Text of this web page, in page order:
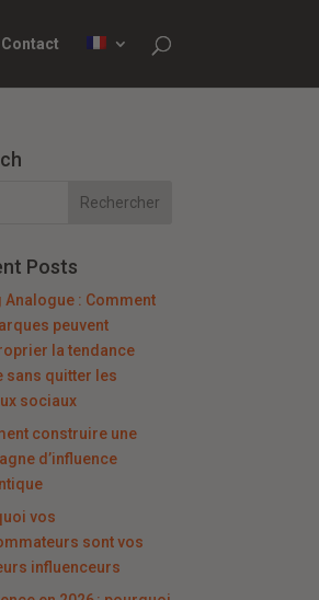
Contact
Posts
Analogue : Comment
peuvent
la tendance
sans quitter les
sociaux
construire une
d’influence
vos
sont vos
influenceurs